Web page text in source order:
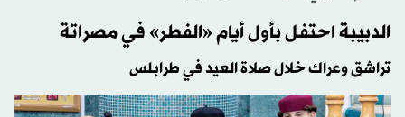
الدبيبة احتفل بأول أيام «الفطر» في مصراتة
تراشق وعراك خلال صلاة العيد في طرابلس